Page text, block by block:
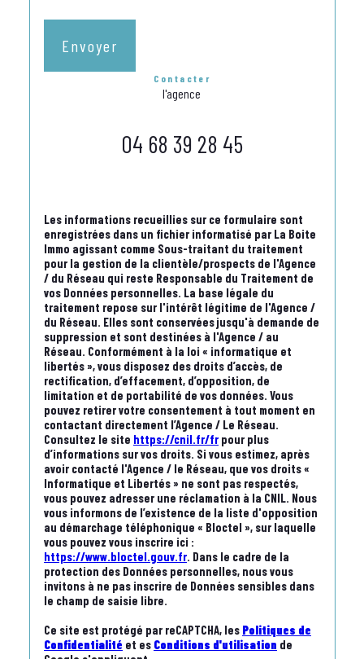
Envoyer
contacter
l'agence
04 68 39 28 45
Les informations recueillies sur ce formulaire sont
enregistrées dans un fichier informatisé par La Boite
Immo agissant comme Sous-traitant du traitement
pour la gestion de la clientèle/prospects de l'Agence
/ du Réseau qui reste Responsable du Traitement de
vos Données personnelles. La base légale du
traitement repose sur l'intérêt légitime de l'Agence /
du Réseau. Elles sont conservées jusqu'à demande de
suppression et sont destinées à l'Agence / au
Réseau. Conformément à la loi « informatique et
libertés », vous disposez des droits d’accès, de
rectification, d’effacement, d’opposition, de
limitation et de portabilité de vos données. Vous
pouvez retirer votre consentement à tout moment en
contactant directement l’Agence / Le Réseau.
Consultez le site https://cnil.fr/fr pour plus
d’informations sur vos droits. Si vous estimez, après
avoir contacté l'Agence / le Réseau, que vos droits «
Informatique et Libertés » ne sont pas respectés,
vous pouvez adresser une réclamation à la CNIL. Nous
vous informons de l’existence de la liste d'opposition
au démarchage téléphonique « Bloctel », sur laquelle
vous pouvez vous inscrire ici :
https://www.bloctel.gouv.fr. Dans le cadre de la
protection des Données personnelles, nous vous
invitons à ne pas inscrire de Données sensibles dans
le champ de saisie libre.
Ce site est protégé par reCAPTCHA, les Politiques de
Confidentialité et es Conditions d'utilisation de